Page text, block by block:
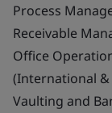
Process
Receivable
Office
(International
Vaulting and